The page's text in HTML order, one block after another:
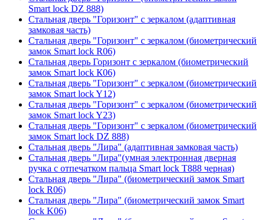
Smart lock DZ 888)
Стальная дверь "Горизонт" с зеркалом (адаптивная
замковая часть)
Стальная дверь "Горизонт" с зеркалом (биометрический
замок Smart lock R06)
Стальная дверь Горизонт с зеркалом (биометрический
замок Smart lock К06)
Стальная дверь "Горизонт" с зеркалом (биометрический
замок Smart lock Y12)
Стальная дверь "Горизонт" с зеркалом (биометрический
замок Smart lock Y23)
Стальная дверь "Горизонт" с зеркалом (биометрический
замок Smart lock DZ 888)
Стальная дверь "Лира" (адаптивная замковая часть)
Стальная дверь "Лира"(умная электронная дверная
ручка с отпечатком пальца Smart lock T888 черная)
Стальная дверь "Лира" (биометрический замок Smart
lock R06)
Стальная дверь "Лира" (биометрический замок Smart
lock K06)